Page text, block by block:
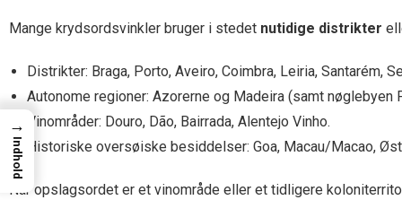
Mange krydsordsvinkler bruger i stedet nutidige distrikter
Distrikter: Braga, Porto, Aveiro, Coimbra, Leiria, Santarém,
Autonome regioner: Azorerne og Madeira (samt nøglebyen
Vinområder: Douro, Dão, Bairrada, Alentejo Vinho.
Historiske oversøiske besiddelser: Goa, Macau/Macao,
Når opslagsordet er et vinområde eller et tidligere
→
Indhold